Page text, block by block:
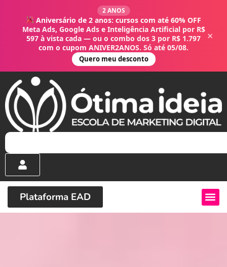
2 ANOS
Aniversário de 2 anos: cursos com até 60% OFF
Meta Ads, Google Ads e Inteligência Artificial por R$
597 à vista cada — ou o combo dos 3 por R$ 1.797
com o cupom ANIVER2ANOS. Só até 05/08.
Quero meu desconto
×
Plataforma EAD